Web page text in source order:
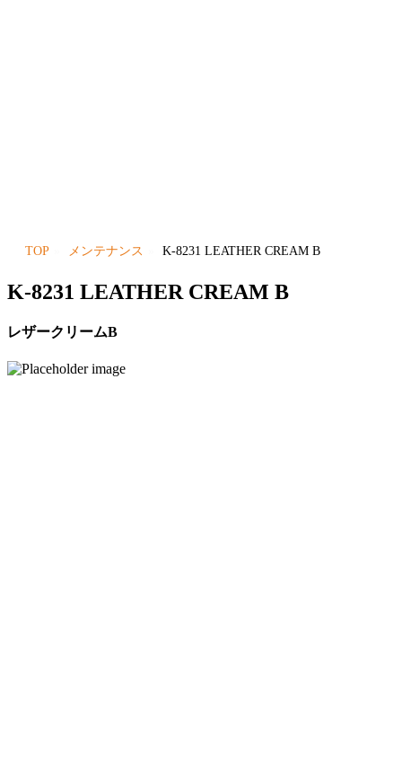
TOP メンテナンス K-8231 LEATHER CREAM B
K-8231 LEATHER CREAM B
レザークリームB